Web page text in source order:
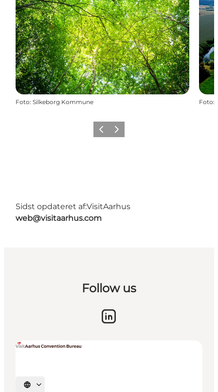
Foto: Silkeborg Kommune Foto:
ForrigeNæste
Sidst opdateret af:VisitAarhus
web@visitaarhus.com
Follow us
Vælg sprog